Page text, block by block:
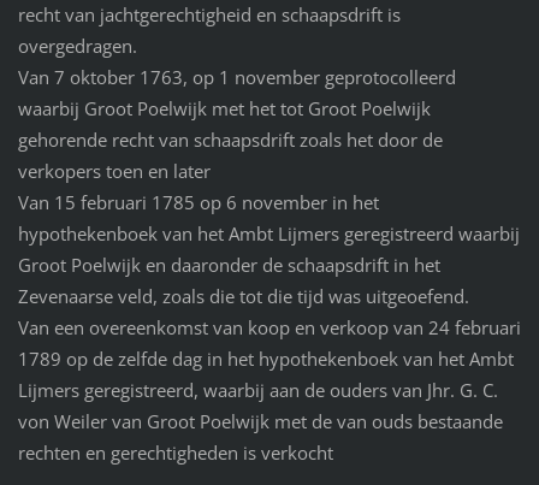
recht van jachtgerechtigheid en schaapsdrift is
overgedragen.
Van 7 oktober 1763, op 1 november geprotocolleerd
waarbij Groot Poelwijk met het tot Groot Poelwijk
gehorende recht van schaapsdrift zoals het door de
verkopers toen en later
Van 15 februari 1785 op 6 november in het
hypothekenboek van het Ambt Lijmers geregistreerd waarbij
Groot Poelwijk en daaronder de schaapsdrift in het
Zevenaarse veld, zoals die tot die tijd was uitgeoefend.
Van een overeenkomst van koop en verkoop van 24 februari
1789 op de zelfde dag in het hypothekenboek van het Ambt
Lijmers geregistreerd, waarbij aan de ouders van Jhr. G. C.
von Weiler van Groot Poelwijk met de van ouds bestaande
rechten en gerechtigheden is verkocht